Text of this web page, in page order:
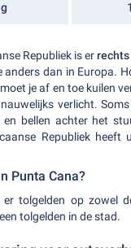
Republiek is er
anders dan in Europa.
je af en toe kuilen
verlicht.
en bellen achter het
Republiek heeft
Punta Cana?
tolgelden op zowel
tolgelden in de stad.